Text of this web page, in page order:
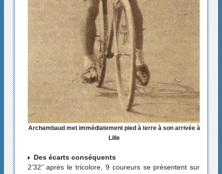
Archambaud met immédiatement pied à terre à son arrivée à
Lille
Des écarts conséquents
2’32’’ après le tricolore, 9 coureurs se présentent sur